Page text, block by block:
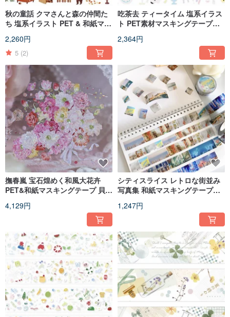
秋の童話 クマさんと森の仲間た
ち 塩系イラスト PET & 和紙マス
2,260円
5 (2)
吃茶去 ティータイム 塩系イラス
ト PET素材マスキングテープ
2,364円
撫春嵐 宝石煌めく和風大花卉
PET&和紙マスキングテープ 貝殻
4,129円
シティスライス レトロな街並み
写真集 和紙マスキングテープ
1,247円